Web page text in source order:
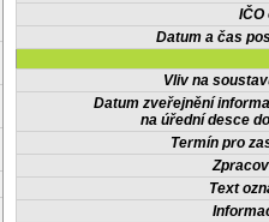
IČO
Datum a čas
Vliv na
Datum zveřejnění
na úřední desce
Termín pro
Text